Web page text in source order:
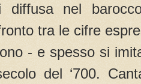
diffusa nel
tra le cifre
- e spesso si
del ‘700.